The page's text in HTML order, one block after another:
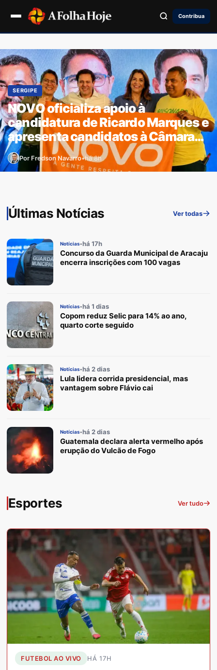
Contribua
Fredson Navarro•há 8h
NOVO oficializa apoio à
candidatura de Ricardo Marques e
apresenta candidatos à Câmara
Federal em Sergipe
SERGIPE
Últimas Notícias Ver todas
Concurso da Guarda Municipal de Aracaju
encerra inscrições com 100 vagas
Notícias•há 17h
Copom reduz Selic para 14% ao ano,
quarto corte seguido
Notícias•há 1 dias
Lula lidera corrida presidencial, mas
vantagem sobre Flávio cai
Notícias•há 2 dias
Guatemala declara alerta vermelho após
erupção do Vulcão de Fogo
Notícias•há 2 dias
Esportes Ver tudo
FUTEBOL AO VIVO HÁ 17H